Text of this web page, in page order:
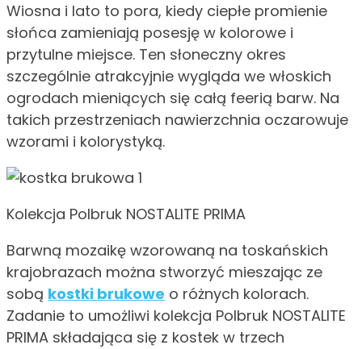
Wiosna i lato to pora, kiedy ciepłe promienie
słońca zamieniają posesję w kolorowe i
przytulne miejsce. Ten słoneczny okres
szczególnie atrakcyjnie wygląda we włoskich
ogrodach mieniących się całą feerią barw. Na
takich przestrzeniach nawierzchnia oczarowuje
wzorami i kolorystyką.
Kolekcja Polbruk NOSTALITE PRIMA
Barwną mozaikę wzorowaną na toskańskich
krajobrazach można stworzyć mieszając ze
sobą kostki brukowe o różnych kolorach.
Zadanie to umożliwi kolekcja Polbruk NOSTALITE
PRIMA składająca się z kostek w trzech